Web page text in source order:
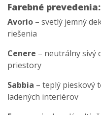
Farebné prevedenia:
Avorio – svetlý jemný
riešenia
Cenere – neutrálny sivý
priestory
Sabbia – teplý pieskový
ladených interiérov